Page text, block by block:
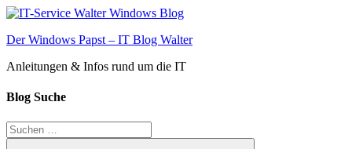
Zum
springen
Der Windows Papst – IT Blog Walter
Anleitungen & Infos rund um die IT
Blog Suche
Suchen
nach: